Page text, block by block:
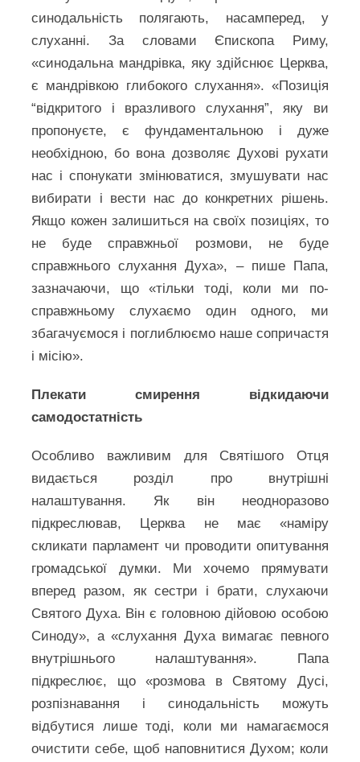
синодальність полягають, насамперед, у
слуханні. За словами Єпископа Риму,
«синодальна мандрівка, яку здійснює Церква,
є мандрівкою глибокого слухання». «Позиція
“відкритого і вразливого слухання”, яку ви
пропонуєте, є фундаментальною і дуже
необхідною, бо вона дозволяє Духові рухати
нас і спонукати змінюватися, змушувати нас
вибирати і вести нас до конкретних рішень.
Якщо кожен залишиться на своїх позиціях, то
не буде справжньої розмови, не буде
справжнього слухання Духа», – пише Папа,
зазначаючи, що «тільки тоді, коли ми по-
справжньому слухаємо один одного, ми
збагачуємося і поглиблюємо наше сопричастя
і місію».
Плекати смирення відкидаючи
самодостатність
Особливо важливим для Святішого Отця
видається розділ про внутрішні
налаштування. Як він неодноразово
підкреслював, Церква не має «наміру
скликати парламент чи проводити опитування
громадської думки. Ми хочемо прямувати
вперед разом, як сестри і брати, слухаючи
Святого Духа. Він є головною дійовою особою
Синоду», а «слухання Духа вимагає певного
внутрішнього налаштування». Папа
підкреслює, що «розмова в Святому Дусі,
розпізнавання і синодальність можуть
відбутися лише тоді, коли ми намагаємося
очистити себе, щоб наповнитися Духом; коли